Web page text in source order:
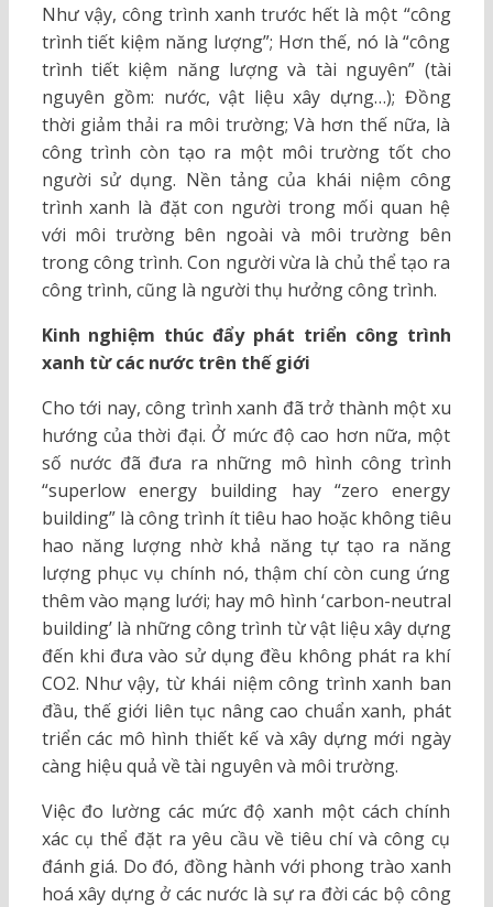
Như vậy, công trình xanh trước hết là một “công
trình tiết kiệm năng lượng”; Hơn thế, nó là “công
trình tiết kiệm năng lượng và tài nguyên” (tài
nguyên gồm: nước, vật liệu xây dựng…); Đồng
thời giảm thải ra môi trường; Và hơn thế nữa, là
công trình còn tạo ra một môi trường tốt cho
người sử dụng. Nền tảng của khái niệm công
trình xanh là đặt con người trong mối quan hệ
với môi trường bên ngoài và môi trường bên
trong công trình. Con người vừa là chủ thể tạo ra
công trình, cũng là người thụ hưởng công trình.
Kinh nghiệm thúc đẩy phát triển công trình
xanh từ các nước trên thế giới
Cho tới nay, công trình xanh đã trở thành một xu
hướng của thời đại. Ở mức độ cao hơn nữa, một
số nước đã đưa ra những mô hình công trình
“superlow energy building hay “zero energy
building” là công trình ít tiêu hao hoặc không tiêu
hao năng lượng nhờ khả năng tự tạo ra năng
lượng phục vụ chính nó, thậm chí còn cung ứng
thêm vào mạng lưới; hay mô hình ‘carbon-neutral
building’ là những công trình từ vật liệu xây dựng
đến khi đưa vào sử dụng đều không phát ra khí
CO2. Như vậy, từ khái niệm công trình xanh ban
đầu, thế giới liên tục nâng cao chuẩn xanh, phát
triển các mô hình thiết kế và xây dựng mới ngày
càng hiệu quả về tài nguyên và môi trường.
Việc đo lường các mức độ xanh một cách chính
xác cụ thể đặt ra yêu cầu về tiêu chí và công cụ
đánh giá. Do đó, đồng hành với phong trào xanh
hoá xây dựng ở các nước là sự ra đời các bộ công